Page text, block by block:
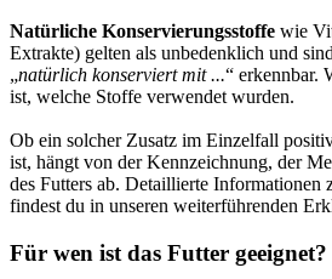
Natürliche Konservierungsstoffe wie
Extrakte) gelten als unbedenklich und
„natürlich konserviert mit ...“ erkennbar.
ist, welche Stoffe verwendet wurden.
Ob ein solcher Zusatz im Einzelfall
ist, hängt von der Kennzeichnung, der
des Futters ab. Detaillierte Informationen
findest du in unseren weiterführenden
Für wen ist das Futter geeignet?